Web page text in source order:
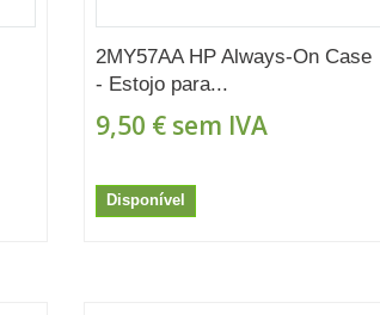
2MY57AA HP Always-On Case
- Estojo para...
9,50 €sem IVA
Disponível